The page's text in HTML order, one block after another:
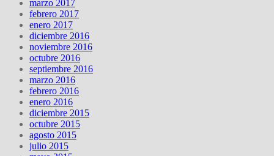
marzo 2017
febrero 2017
enero 2017
diciembre 2016
noviembre 2016
octubre 2016
septiembre 2016
marzo 2016
febrero 2016
enero 2016
diciembre 2015
octubre 2015
agosto 2015
julio 2015